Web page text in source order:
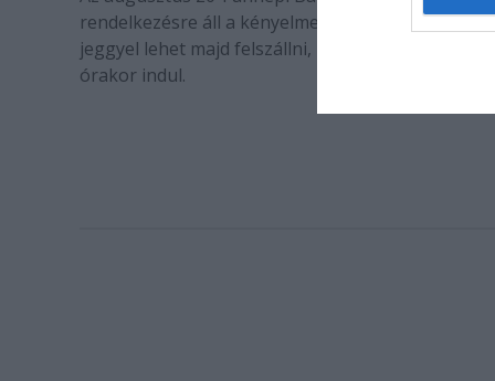
rendelkezésre áll a kényelmes hazajutáshoz. A
jeggyel lehet majd felszállni, mely
órakor indul.